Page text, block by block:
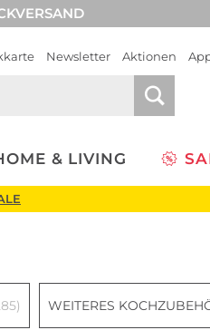
Newsletter Aktionen
& LIVING
WEITERES